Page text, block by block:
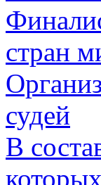
стран
судей
В